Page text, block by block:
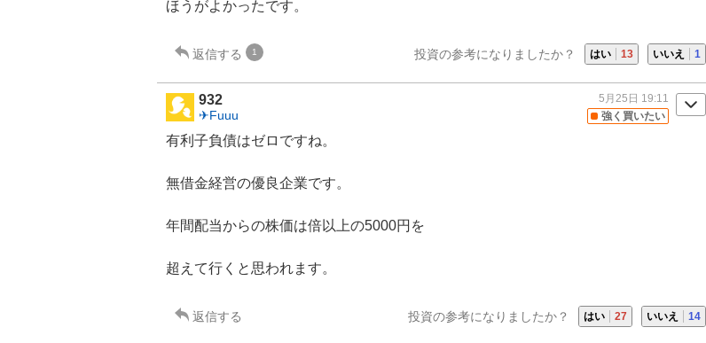
ほうがよかったです。
返信する 1 投資の参考になりましたか？ はい 13 いいえ 1
932
✈︎Fuuu 強く買いたい
5月25日 19:11
有利子負債はゼロですね。
無借金経営の優良企業です。
年間配当からの株価は倍以上の5000円を
超えて行くと思われます。
返信する 投資の参考になりましたか？ はい 27 いいえ 14